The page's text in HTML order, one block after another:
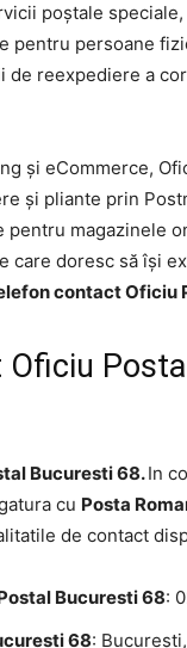
poștale
pentru persoane
de reexpediere a
și eCommerce,
și pliante prin
pentru magazinele
care doresc să își
contact Oficiu
Bucuresti 68.In
cu Posta
de contact
Bucuresti 68:
68: